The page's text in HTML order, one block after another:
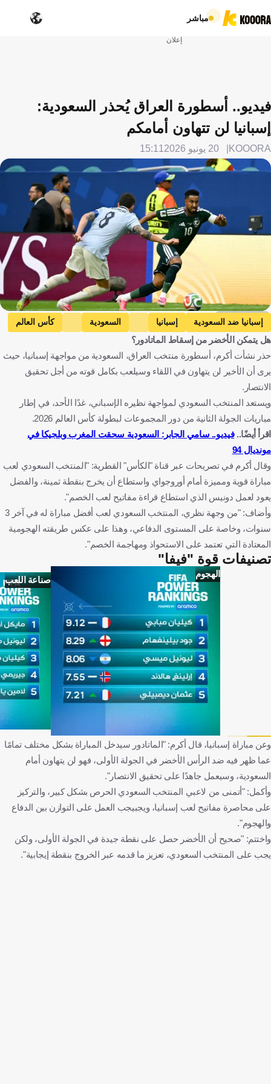
مباشر
إعلان
فيديو.. أسطورة العراق يُحذر السعودية:
إسبانيا لن تتهاون أمامكم
KOOORA 20 يونيو 2026 15:11
Getty Images
إسبانيا ضد السعودية إسبانيا السعودية
كأس العالم
إسبانيا
المملكة العربية السعودية
هل يتمكن الأخضر من إسقاط الماتادور؟
حذر نشأت أكرم، أسطورة منتخب العراق، السعودية من مواجهة إسبانيا، حيث
يرى أن الأخير لن يتهاون في اللقاء وسيلعب بكامل قوته من أجل تحقيق
الانتصار.
ويستعد المنتخب السعودي لمواجهة نظيره الإسباني، غدًا الأحد، في إطار
مباريات الجولة الثانية من دور المجموعات لبطولة كأس العالم 2026.
اقرأ أيضًا..فيديو.. سامي الجابر: السعودية سحقت المغرب وبلجيكا في
مونديال 94
وقال أكرم في تصريحات عبر قناة "الكأس" القطرية: "المنتخب السعودي لعب
مباراة قوية ومميزة أمام أوروجواي واستطاع أن يخرج بنقطة ثمينة، والفضل
يعود لعمل دونيس الذي استطاع قراءة مفاتيح لعب الخصم".
وأضاف: "من وجهة نظري، المنتخب السعودي لعب أفضل مباراة له في آخر 3
سنوات، وخاصة على المستوى الدفاعي، وهذا على عكس طريقته الهجومية
المعتادة التي تعتمد على الاستحواذ ومهاجمة الخصم".
تصنيفات قوة "فيفا"
الهجوم
صناعة اللعب
وعن مباراة إسبانيا، قال أكرم: "الماتادور سيدخل المباراة بشكل مختلف تمامًا
عما ظهر فيه ضد الرأس الأخضر في الجولة الأولى، فهو لن يتهاون أمام
السعودية، وسيعمل جاهدًا على تحقيق الانتصار".
وأكمل: "أتمنى من لاعبي المنتخب السعودي الحرص بشكل كبير، والتركيز
على محاصرة مفاتيح لعب إسبانيا، ويجبيجب العمل على التوازن بين الدفاع
والهجوم".
واختتم: "صحيح أن الأخضر حصل على نقطة جيدة في الجولة الأولى، ولكن
يجب على المنتخب السعودي، تعزيز ما قدمه عبر الخروج بنقطة إيجابية".